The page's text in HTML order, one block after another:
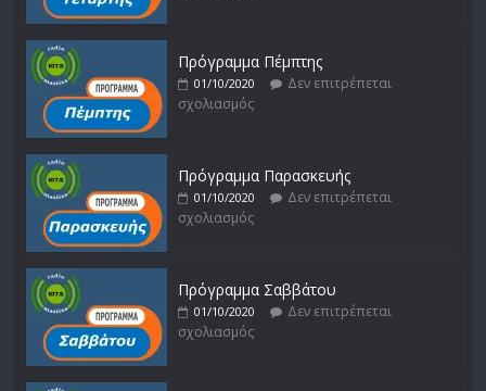
Πρόγραμμα Πέμπτης
01/10/2020
Δεν επιτρέπεται
σχολιασμός
Πρόγραμμα Παρασκευής
01/10/2020
Δεν επιτρέπεται
σχολιασμός
Πρόγραμμα Σαββάτου
01/10/2020
Δεν επιτρέπεται
σχολιασμός